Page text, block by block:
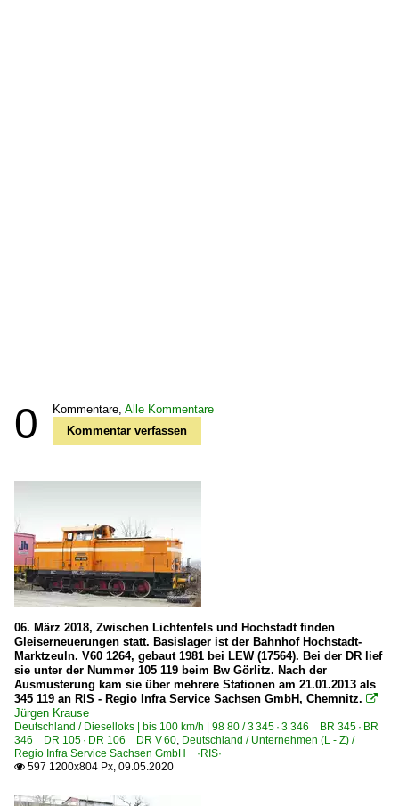
0 Kommentare, Alle Kommentare
Kommentar verfassen
06. März 2018, Zwischen Lichtenfels und Hochstadt finden
Gleiserneuerungen statt. Basislager ist der Bahnhof Hochstadt-
Marktzeuln. V60 1264, gebaut 1981 bei LEW (17564). Bei der DR lief
sie unter der Nummer 105 119 beim Bw Görlitz. Nach der
Ausmusterung kam sie über mehrere Stationen am 21.01.2013 als
345 119 an RIS - Regio Infra Service Sachsen GmbH, Chemnitz. 
Jürgen Krause
Deutschland / Dieselloks | bis 100 km/h | 98 80 / 3 345 · 3 346 BR 345 · BR
346 DR 105 · DR 106 DR V 60, Deutschland / Unternehmen (L - Z) /
Regio Infra Service Sachsen GmbH ·RIS·
 597 1200x804 Px, 09.05.2020